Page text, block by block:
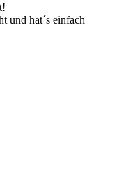
und hat´s einfach